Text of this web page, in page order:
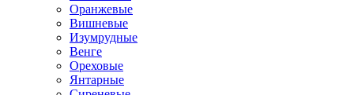
Оранжевые
Вишневые
Изумрудные
Венге
Ореховые
Янтарные